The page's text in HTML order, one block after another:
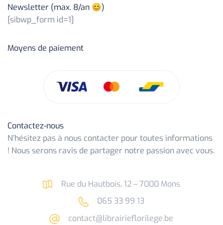
Newsletter (max. 8/an 😊)
[sibwp_form id=1]
Moyens de paiement
Contactez-nous
N’hésitez pas à nous contacter pour toutes informations
! Nous serons ravis de partager notre passion avec vous.
Rue du Hautbois, 12 – 7000 Mons
065 33 99 13
contact@librairieflorilege.be